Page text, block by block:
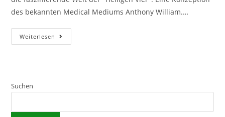
des bekannten Medical Mediums Anthony William.…
Weiterlesen
Suchen